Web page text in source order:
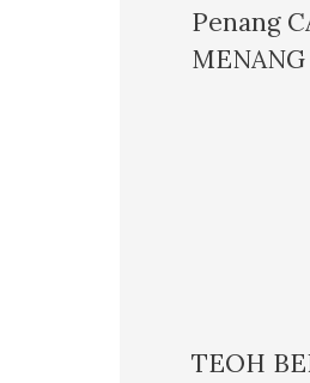
Penang
MENANG
TEOH